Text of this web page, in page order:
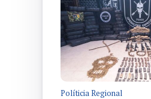
Políticia Regional